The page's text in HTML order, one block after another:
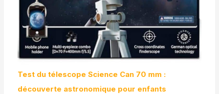
Test du télescope Science Can 70 mm :
découverte astronomique pour enfants